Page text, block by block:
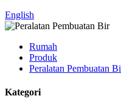
English
Rumah
Produk
Peralatan Pembuatan
Kategori